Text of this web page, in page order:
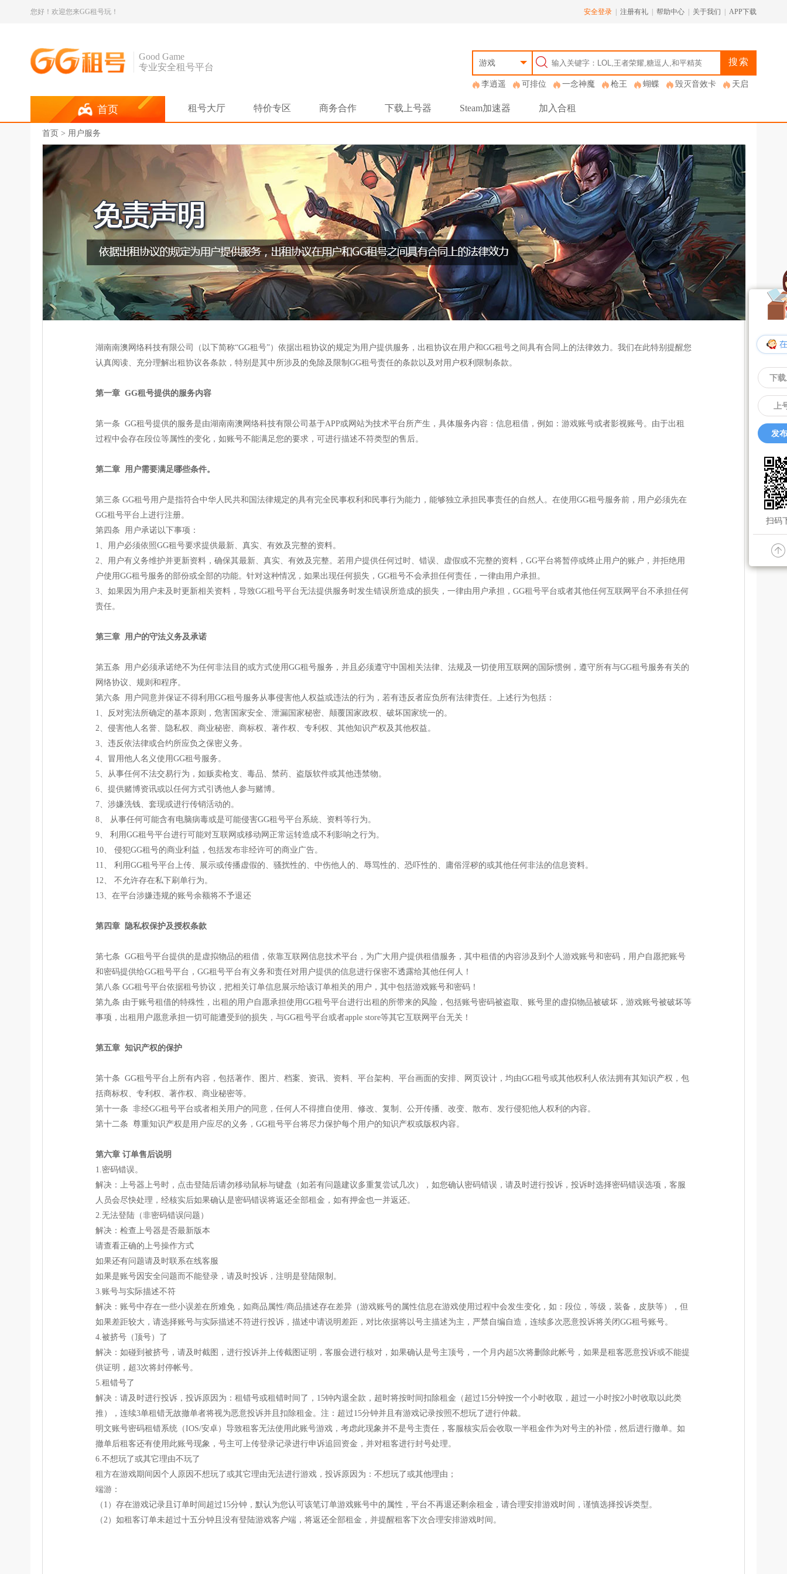
您好！欢迎您来GG租号玩！ 安全登录 注册有礼 帮助中心 关于我们 APP下载
Good Game
专业安全租号平台
游戏 搜索
李逍遥 可排位 一念神魔 枪王 蝴蝶 毁灭音效卡 天启
首页 租号大厅 特价专区 商务合作 下载上号器 Steam加速器 加入合租
首页 > 用户服务
湖南南澳网络科技有限公司（以下简称“GG租号”）依据出租协议的规定为用户提供服务，出租协议在用户和GG租号之间具有合同上的法律效力。我们在此特别提醒您
认真阅读、充分理解出租协议各条款，特别是其中所涉及的免除及限制GG租号责任的条款以及对用户权利限制条款。
第一章 GG租号提供的服务内容
第一条 GG租号提供的服务是由湖南南澳网络科技有限公司基于APP或网站为技术平台所产生，具体服务内容：信息租借，例如：游戏账号或者影视账号。由于出租
过程中会存在段位等属性的变化，如账号不能满足您的要求，可进行描述不符类型的售后。
第二章 用户需要满足哪些条件。
第三条 GG租号用户是指符合中华人民共和国法律规定的具有完全民事权利和民事行为能力，能够独立承担民事责任的自然人。在使用GG租号服务前，用户必须先在
GG租号平台上进行注册。
第四条 用户承诺以下事项：
1、用户必须依照GG租号要求提供最新、真实、有效及完整的资料。
2、用户有义务维护并更新资料，确保其最新、真实、有效及完整。若用户提供任何过时、错误、虚假或不完整的资料，GG平台将暂停或终止用户的账户，并拒绝用
户使用GG租号服务的部份或全部的功能。针对这种情况，如果出现任何损失，GG租号不会承担任何责任，一律由用户承担。
3、如果因为用户未及时更新相关资料，导致GG租号平台无法提供服务时发生错误所造成的损失，一律由用户承担，GG租号平台或者其他任何互联网平台不承担任何
责任。
第三章 用户的守法义务及承诺
第五条 用户必须承诺绝不为任何非法目的或方式使用GG租号服务，并且必须遵守中国相关法律、法规及一切使用互联网的国际惯例，遵守所有与GG租号服务有关的
网络协议、规则和程序。
第六条 用户同意并保证不得利用GG租号服务从事侵害他人权益或违法的行为，若有违反者应负所有法律责任。上述行为包括：
1、反对宪法所确定的基本原则，危害国家安全、泄漏国家秘密、颠覆国家政权、破坏国家统一的。
2、侵害他人名誉、隐私权、商业秘密、商标权、著作权、专利权、其他知识产权及其他权益。
3、违反依法律或合约所应负之保密义务。
4、冒用他人名义使用GG租号服务。
5、从事任何不法交易行为，如贩卖枪支、毒品、禁药、盗版软件或其他违禁物。
6、提供赌博资讯或以任何方式引诱他人参与赌博。
7、涉嫌洗钱、套现或进行传销活动的。
8、 从事任何可能含有电脑病毒或是可能侵害GG租号平台系統、资料等行为。
9、 利用GG租号平台进行可能对互联网或移动网正常运转造成不利影响之行为。
10、 侵犯GG租号的商业利益，包括发布非经许可的商业广告。
11、 利用GG租号平台上传、展示或传播虚假的、骚扰性的、中伤他人的、辱骂性的、恐吓性的、庸俗淫秽的或其他任何非法的信息资料。
12、 不允许存在私下刷单行为。
13、在平台涉嫌违规的账号余额将不予退还
第四章 隐私权保护及授权条款
第七条 GG租号平台提供的是虚拟物品的租借，依靠互联网信息技术平台，为广大用户提供租借服务，其中租借的内容涉及到个人游戏账号和密码，用户自愿把账号
和密码提供给GG租号平台，GG租号平台有义务和责任对用户提供的信息进行保密不透露给其他任何人！
第八条 GG租号平台依据租号协议，把相关订单信息展示给该订单相关的用户，其中包括游戏账号和密码！
第九条 由于账号租借的特殊性，出租的用户自愿承担使用GG租号平台进行出租的所带来的风险，包括账号密码被盗取、账号里的虚拟物品被破坏，游戏账号被破坏等
事项，出租用户愿意承担一切可能遭受到的损失，与GG租号平台或者apple store等其它互联网平台无关！
第五章 知识产权的保护
第十条 GG租号平台上所有内容，包括著作、图片、档案、资讯、资料、平台架构、平台画面的安排、网页设计，均由GG租号或其他权利人依法拥有其知识产权，包
括商标权、专利权、著作权、商业秘密等。
第十一条 非经GG租号平台或者相关用户的同意，任何人不得擅自使用、修改、复制、公开传播、改变、散布、发行侵犯他人权利的内容。
第十二条 尊重知识产权是用户应尽的义务，GG租号平台将尽力保护每个用户的知识产权或版权内容。
第六章 订单售后说明
1.密码错误。
解决：上号器上号时，点击登陆后请勿移动鼠标与键盘（如若有问题建议多重复尝试几次），如您确认密码错误，请及时进行投诉，投诉时选择密码错误选项，客服
人员会尽快处理，经核实后如果确认是密码错误将返还全部租金，如有押金也一并返还。
2.无法登陆（非密码错误问题）
解决：检查上号器是否最新版本
请查看正确的上号操作方式
如果还有问题请及时联系在线客服
如果是账号因安全问题而不能登录，请及时投诉，注明是登陆限制。
3.账号与实际描述不符
解决：账号中存在一些小误差在所难免，如商品属性/商品描述存在差异（游戏账号的属性信息在游戏使用过程中会发生变化，如：段位，等级，装备，皮肤等），但
如果差距较大，请选择账号与实际描述不符进行投诉，描述中请说明差距，对比依据将以号主描述为主，严禁自编自造，连续多次恶意投诉将关闭GG租号账号。
4.被挤号（顶号）了
解决：如碰到被挤号，请及时截图，进行投诉并上传截图证明，客服会进行核对，如果确认是号主顶号，一个月内超5次将删除此帐号，如果是租客恶意投诉或不能提
供证明，超3次将封停帐号。
5.租错号了
解决：请及时进行投诉，投诉原因为：租错号或租错时间了，15钟内退全款，超时将按时间扣除租金（超过15分钟按一个小时收取，超过一小时按2小时收取以此类
推），连续3单租错无故撤单者将视为恶意投诉并且扣除租金。注：超过15分钟并且有游戏记录按照不想玩了进行仲裁。
明文账号密码租错系统（IOS/安卓）导致租客无法使用此账号游戏，考虑此现象并不是号主责任，客服核实后会收取一半租金作为对号主的补偿，然后进行撤单。如
撤单后租客还有使用此账号现象，号主可上传登录记录进行申诉追回资金，并对租客进行封号处理。
6.不想玩了或其它理由不玩了
租方在游戏期间因个人原因不想玩了或其它理由无法进行游戏，投诉原因为：不想玩了或其他理由；
端游：
（1）存在游戏记录且订单时间超过15分钟，默认为您认可该笔订单游戏账号中的属性，平台不再退还剩余租金，请合理安排游戏时间，谨慎选择投诉类型。
（2）如租客订单未超过十五分钟且没有登陆游戏客户端，将返还全部租金，并提醒租客下次合理安排游戏时间。
下
上
发
扫码